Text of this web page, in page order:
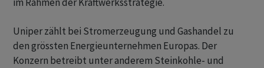
Uniper zählt bei Stromerzeugung und Gashandel zu
den grössten Energieunternehmen Europas. Der
Konzern betreibt unter anderem Steinkohle- und